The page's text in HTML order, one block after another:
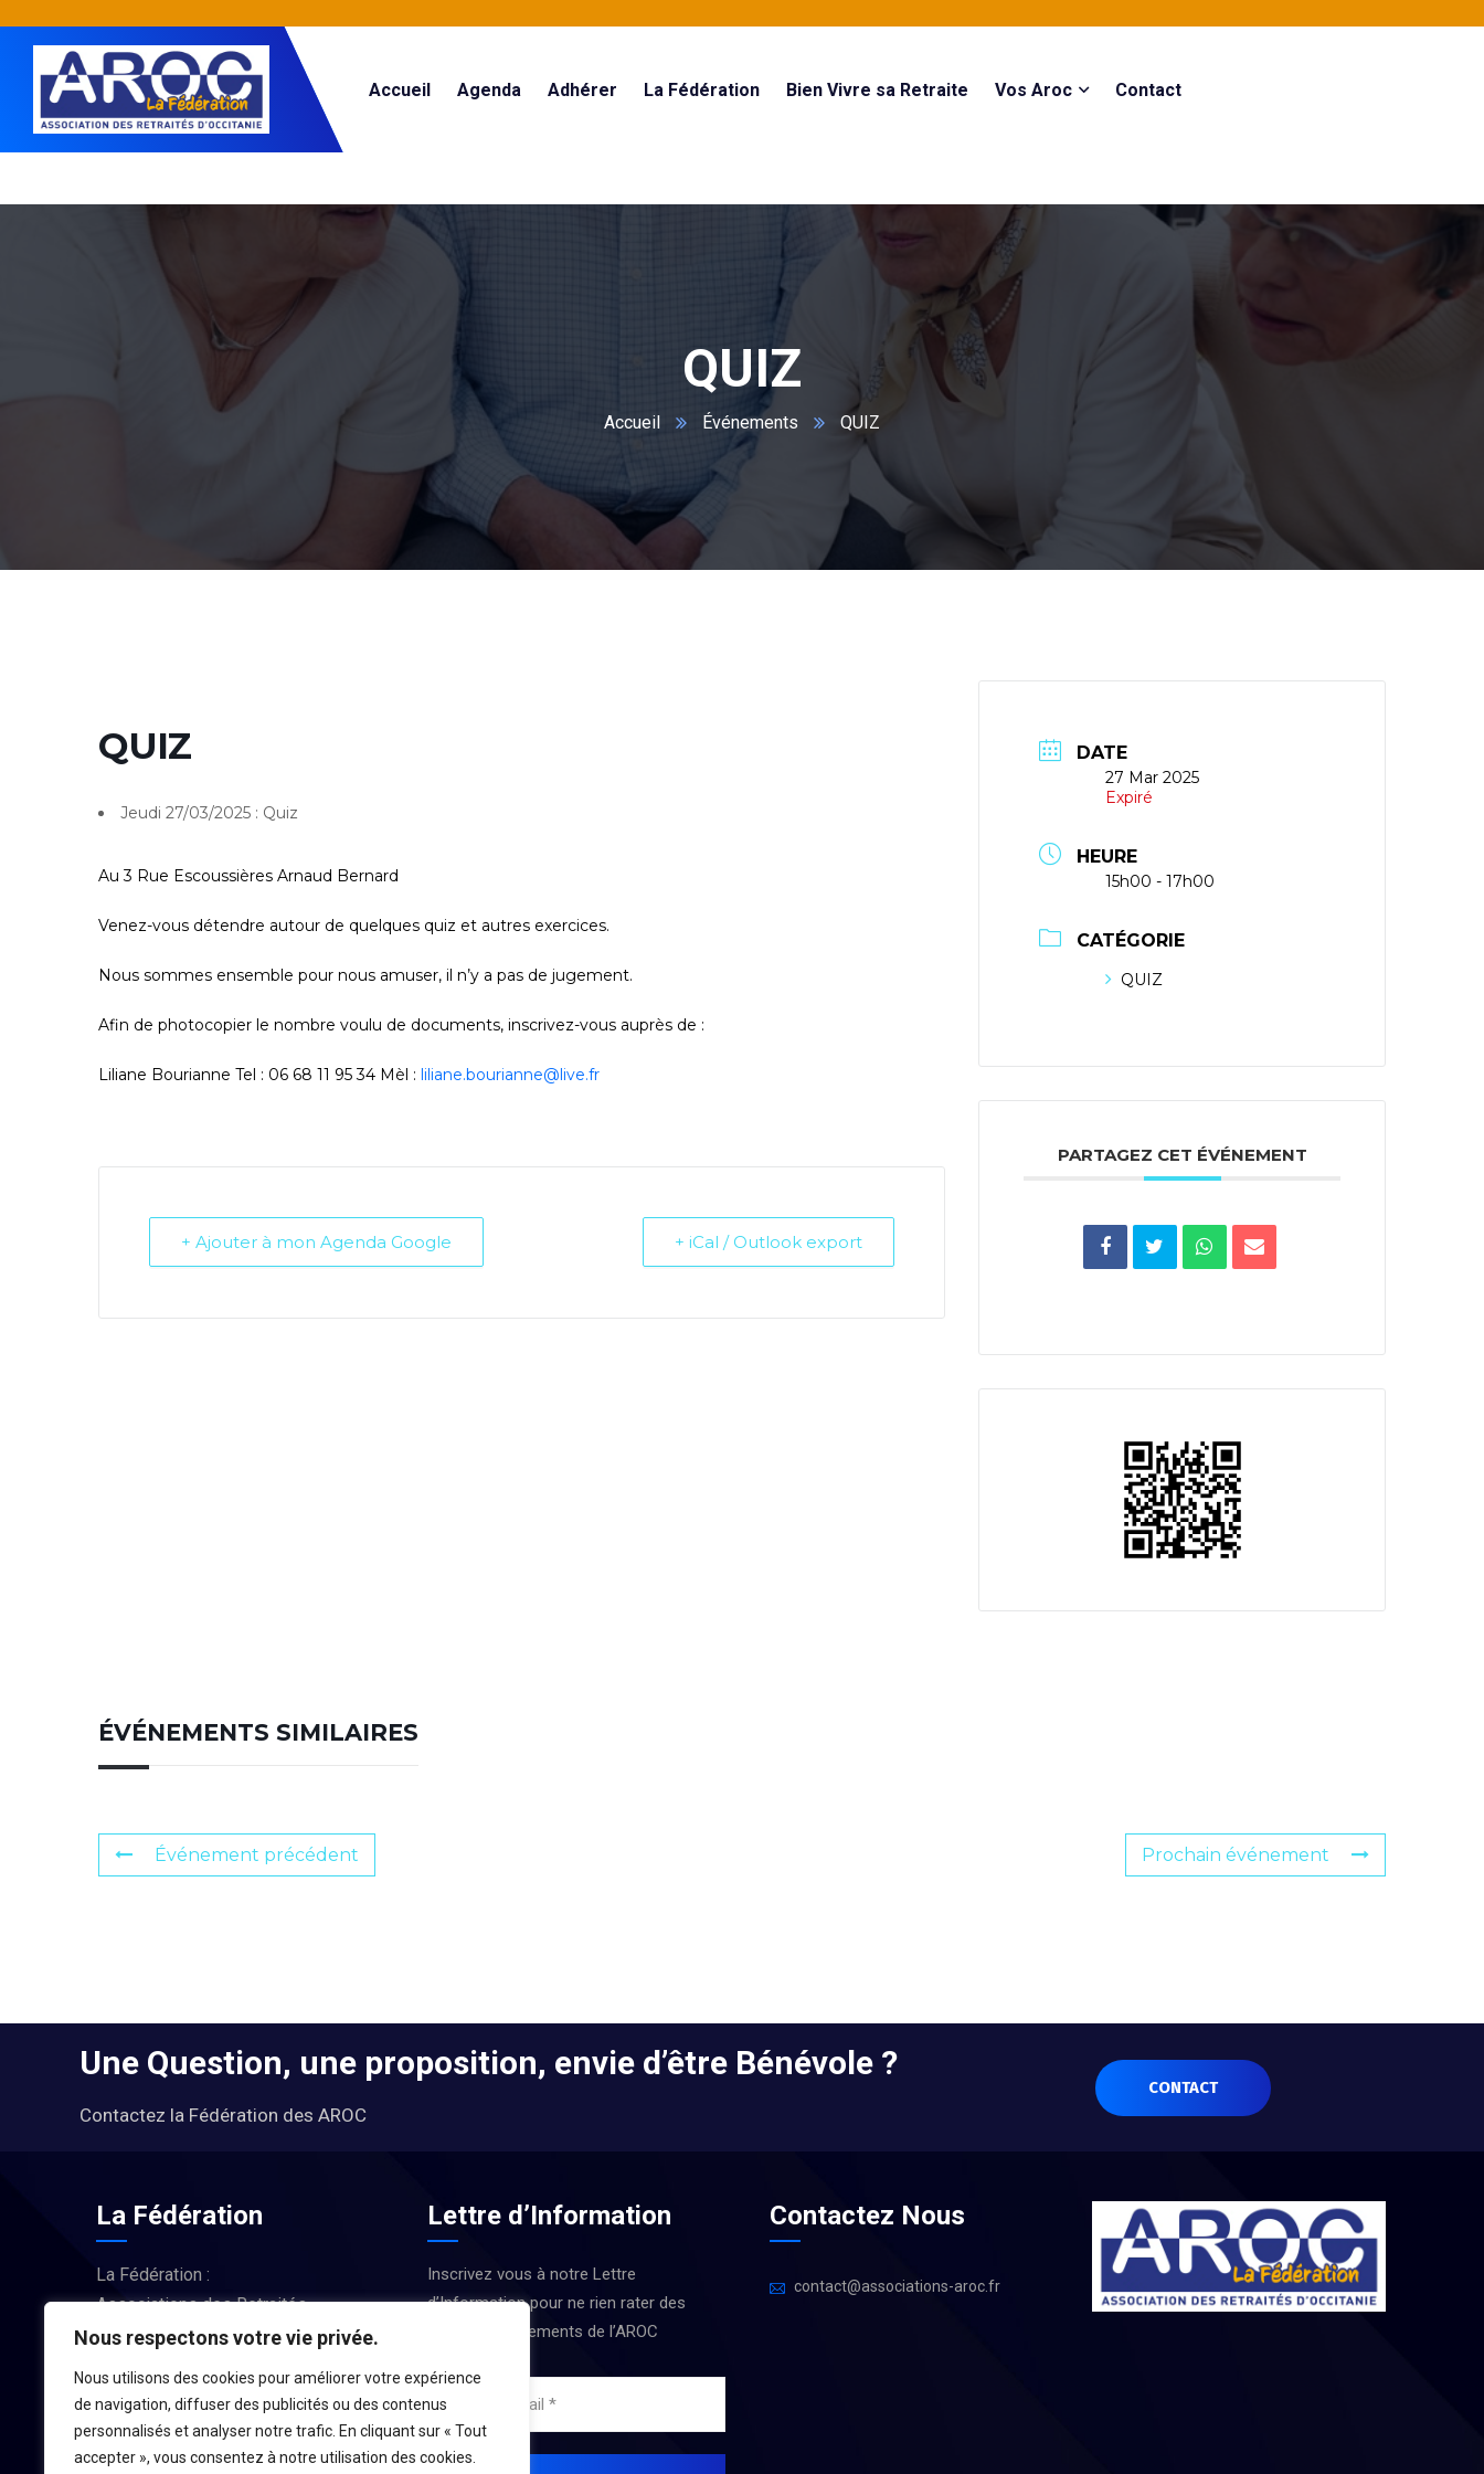
Nous respectons votre vie privée.
Nous utilisons des cookies pour améliorer votre expérience
de navigation, diffuser des publicités ou des contenus
personnalisés et analyser notre trafic. En cliquant sur « Tout
accepter », vous consentez à notre utilisation des cookies.
Accueil Agenda Adhérer La Fédération Bien Vivre sa Retraite Vos Aroc Contact
QUIZ
Accueil Événements QUIZ
QUIZ
Jeudi 27/03/2025 : Quiz
Au 3 Rue Escoussières Arnaud Bernard
Venez-vous détendre autour de quelques quiz et autres exercices.
Nous sommes ensemble pour nous amuser, il n’y a pas de jugement.
Afin de photocopier le nombre voulu de documents, inscrivez-vous auprès de :
Liliane Bourianne Tel : 06 68 11 95 34 Mèl : liliane.bourianne@live.fr
+ Ajouter à mon Agenda Google + iCal / Outlook export
DATE
27 Mar 2025
Expiré
HEURE
15h00 - 17h00
CATÉGORIE
QUIZ
PARTAGEZ CET ÉVÉNEMENT
ÉVÉNEMENTS SIMILAIRES
Événement précédent Prochain événement
Une Question, une proposition, envie d’être Bénévole ?
Contactez la Fédération des AROC
CONTACT
La Fédération
La Fédération :
Associations des Retraités
d’Occitanie
LA FÉDÉRATION
Lettre d’Information
Inscrivez vous à notre Lettre
d’Information pour ne rien rater des
Actus et Évènements de l’AROC
Contactez Nous
contact@associations-aroc.fr